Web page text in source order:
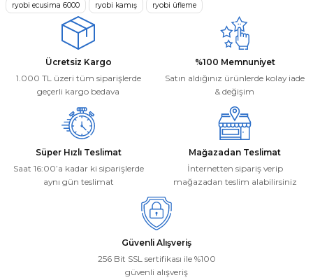
Ürün fiyatı diğer sitelerden daha pahalı.
Bu ürüne benzer farklı alternatifler olmalı.
Deneyimini Paylaş
ryobi ecusima 6000 ryobi kamış ryobi üfleme
Ücretsiz Kargo
1.000 TL üzeri tüm siparişlerde
geçerli kargo bedava
%100 Memnuniyet
Satın aldığınız ürünlerde kolay iade
& değişim
Süper Hızlı Teslimat
Saat 16:00’a kadar ki siparişlerde
aynı gün teslimat
Mağazadan Teslimat
İnternetten sipariş verip
mağazadan teslim alabilirsiniz
Güvenli Alışveriş
256 Bit SSL sertifikası ile %100
güvenli alışveriş